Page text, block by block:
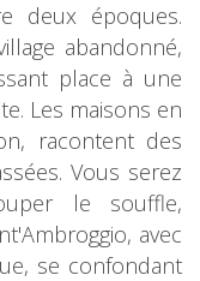
deux époques.
abandonné,
place à une
Les maisons en
racontent des
Vous serez
le souffle,
avec
se confondant